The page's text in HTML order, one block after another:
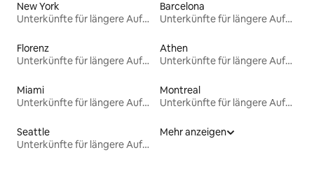
New York
Unterkünfte für längere Aufenthalte
Barcelona
Unterkünfte für längere Aufenthalte
Florenz
Unterkünfte für längere Aufenthalte
Athen
Unterkünfte für längere Aufenthalte
Miami
Unterkünfte für längere Aufenthalte
Montreal
Unterkünfte für längere Aufenthalte
Seattle
Unterkünfte für längere Aufenthalte
Mehr anzeigen